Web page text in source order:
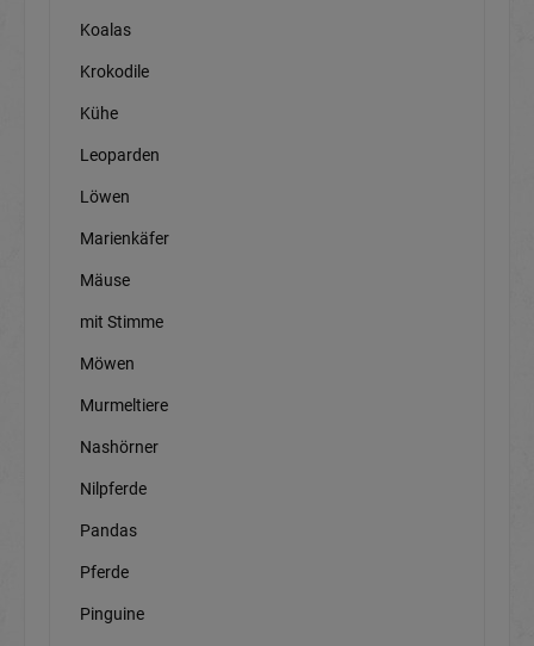
Koalas
Krokodile
Kühe
Leoparden
Löwen
Marienkäfer
Mäuse
mit Stimme
Möwen
Murmeltiere
Nashörner
Nilpferde
Pandas
Pferde
Pinguine